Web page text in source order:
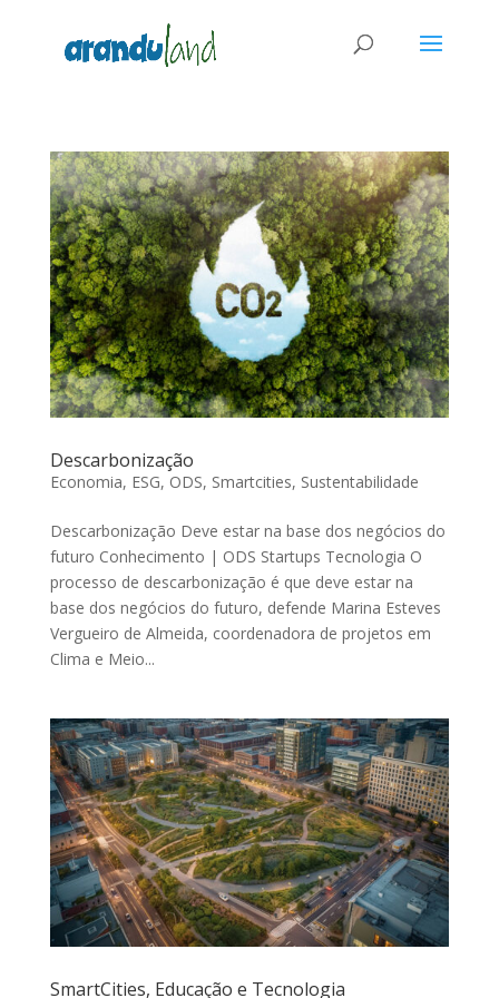
Descarbonização
Economia, ESG, ODS, Smartcities, Sustentabilidade
Descarbonização Deve estar na base dos negócios do
futuro Conhecimento | ODS Startups Tecnologia O
processo de descarbonização é que deve estar na
base dos negócios do futuro, defende Marina Esteves
Vergueiro de Almeida, coordenadora de projetos em
Clima e Meio...
SmartCities, Educação e Tecnologia